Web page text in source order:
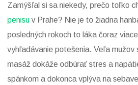
Zamýšľal si sa niekedy, prečo toľko
penisu v Prahe? Nie je to žiadna
posledných rokoch to láka čoraz
vyhľadávanie potešenia. Veľa mužov
masáž dokáže odbúrať stres a
spánkom a dokonca vplýva na